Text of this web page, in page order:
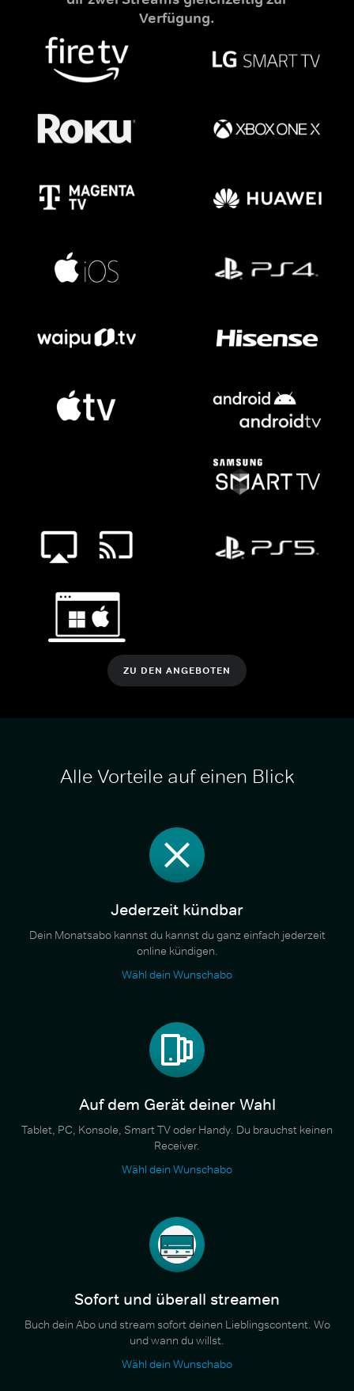
Verfügung.
ZU DEN ANGEBOTEN
Alle Vorteile auf einen Blick
Jederzeit kündbar
Dein Monatsabo kannst du kannst du ganz einfach jederzeit
online kündigen.
Wähl dein Wunschabo
Auf dem Gerät deiner Wahl
Tablet, PC, Konsole, Smart TV oder Handy. Du brauchst keinen
Receiver.
Wähl dein Wunschabo
Sofort und überall streamen
Buch dein Abo und stream sofort deinen Lieblingscontent. Wo
und wann du willst.
Wähl dein Wunschabo